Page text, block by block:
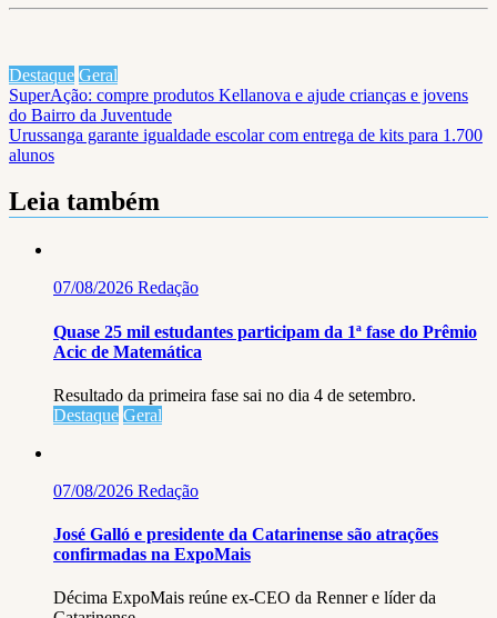
Destaque Geral
Navegação
de
Post
SuperAção: compre produtos Kellanova e ajude crianças e jovens
do Bairro da Juventude
Urussanga garante igualdade escolar com entrega de kits para 1.700
alunos
Leia também
07/08/2026 Redação
Quase 25 mil estudantes participam da 1ª fase do Prêmio
Acic de Matemática
Resultado da primeira fase sai no dia 4 de setembro.
Destaque Geral
07/08/2026 Redação
José Galló e presidente da Catarinense são atrações
confirmadas na ExpoMais
Décima ExpoMais reúne ex-CEO da Renner e líder da